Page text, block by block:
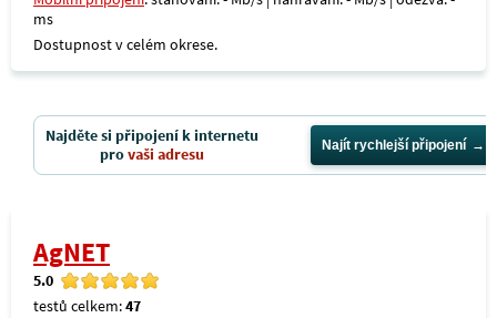
ms
Dostupnost v celém okrese.
Najděte si připojení k internetu
provaši adresu Najít rychlejší připojení
AgNET
5.0
testů celkem:47